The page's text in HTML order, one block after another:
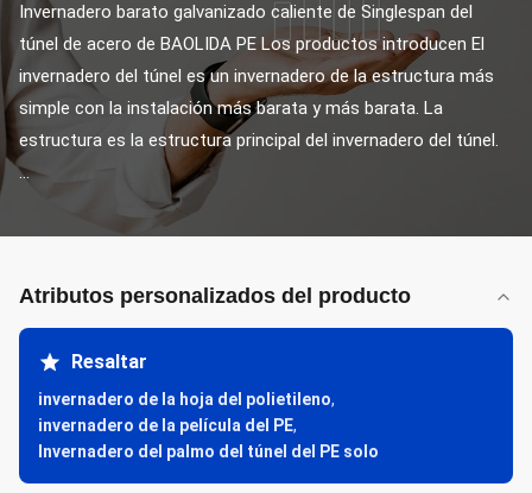
Invernadero barato galvanizado caliente de Singlespan del
túnel de acero de BAOLIDA PE Los productos introducen El
invernadero del túnel es un invernadero de la estructura más
simple con la instalación más barata y más barata. La
estructura es la estructura principal del invernadero del túnel.
...
Atributos personalizados del producto
Resaltar
invernadero de la hoja del polietileno,
invernadero de la película del PE,
Invernadero del palmo del túnel del PE solo